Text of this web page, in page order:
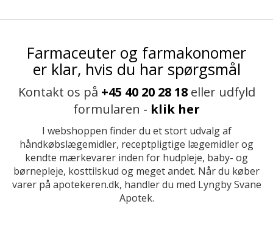
Farmaceuter og farmakonomer
er klar, hvis du har spørgsmål
Kontakt os på +45 40 20 28 18eller udfyld
formularen - klik her
I webshoppen finder du et stort udvalg af
håndkøbslægemidler, receptpligtige lægemidler og
kendte mærkevarer inden for hudpleje, baby- og
børnepleje, kosttilskud og meget andet. Når du køber
varer på apotekeren.dk, handler du med Lyngby Svane
Apotek.